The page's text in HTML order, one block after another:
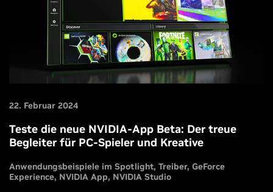
22. Februar 2024
Teste die neue NVIDIA-App Beta: Der treue
Begleiter für PC-Spieler und Kreative
Anwendungsbeispiele im Spotlight Treiber GeForce
Experience NVIDIA App NVIDIA Studio